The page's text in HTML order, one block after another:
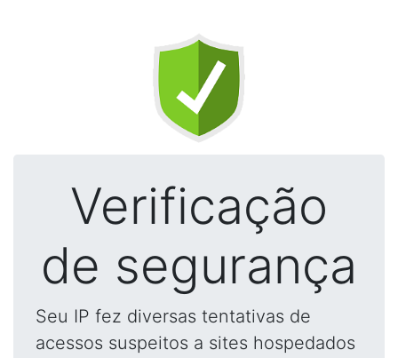
Verificação
de segurança
Seu IP fez diversas tentativas de
acessos suspeitos a sites hospedados